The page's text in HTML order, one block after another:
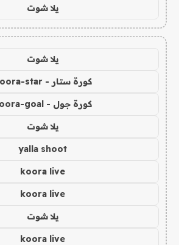
يلا شوت
يلا شوت
كورة ستار - koora-star
كورة جول - koora-goal
يلا شوت
yalla shoot
koora live
koora live
يلا شوت
koora live